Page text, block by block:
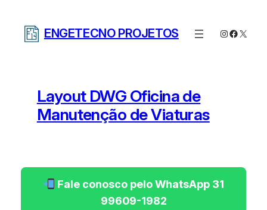
ENGETECNO PROJETOS Instagram
X
Layout DWG Oficina de
Manutenção de Viaturas
Fale conosco pelo WhatsApp 31
99609-1982